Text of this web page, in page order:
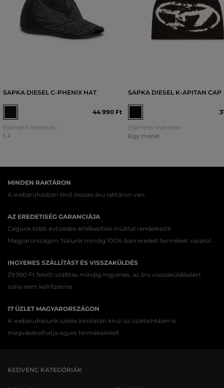
SAPKA DIESEL C-PHENIX HAT
44 990 Ft
Elérhető méretek:
1, 2
SAPKA DIESEL K-APITAN CAP
Elérhető méretek:
Egy méret
MINDEN RAKTÁRON
A webáruházban lévő összes áru raktáron van.
AZ EREDETISÉG GARANCIÁJA
Cégünk több évtizedes értékesítési múlttal rendelkezik
Magyarországon. Nálunk mindig 100%-ban eredeti terméket vásárol.
INGYENES SZÁLLÍTÁST ÉS VISSZAKÜLDÉS
29 990 Ft feletti szállítás mindig ingyenes, az áru visszaküldéséért
soha nem kell fizetnie.
17 ÜZLET MAGYARORSZÁGON
A webáruházunk széles kínálatán kívül az üzleteinkben is
megvásárolhatja egyes termékeinket.
KEDVENC KATEGÓRIÁK